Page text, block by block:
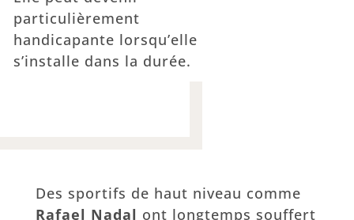
particulièrement
handicapante lorsqu’elle
s’installe dans la durée.
Des sportifs de haut niveau comme
Rafael Nadal ont longtemps souffert